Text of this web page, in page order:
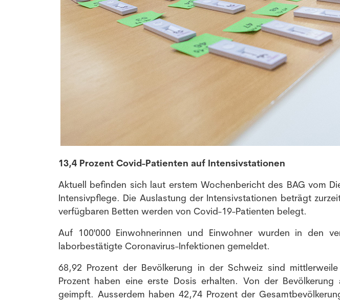
13,4 Prozent Covid-Patienten auf Intensivstationen
Aktuell befinden sich laut erstem Wochenbericht des BAG vom
Intensivpflege. Die Auslastung der Intensivstationen beträgt
verfügbaren Betten werden von Covid-19-Patienten belegt.
Auf 100'000 Einwohnerinnen und Einwohner wurden in den
laborbestätigte Coronavirus-Infektionen gemeldet.
68,92 Prozent der Bevölkerung in der Schweiz sind
Prozent haben eine erste Dosis erhalten. Von der
geimpft. Ausserdem haben 42,74 Prozent der
und News aus der Welt